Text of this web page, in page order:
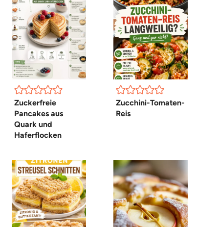
Zuckerfreie
Pancakes aus
Quark und
Haferflocken
Zucchini-Tomaten-
Reis